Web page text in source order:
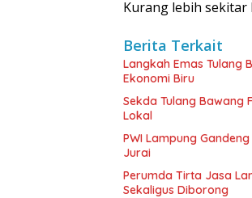
Kurang lebih sekitar
Berita Terkait
Langkah Emas Tulang
Ekonomi Biru
Sekda Tulang Bawang
Lokal
PWI Lampung
Jurai
Perumda Tirta Jasa
Sekaligus Diborong